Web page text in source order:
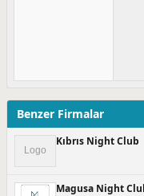
Benzer Firmalar
Kıbrıs Night Club
Magusa Night